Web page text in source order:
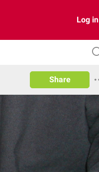
Log in
Share